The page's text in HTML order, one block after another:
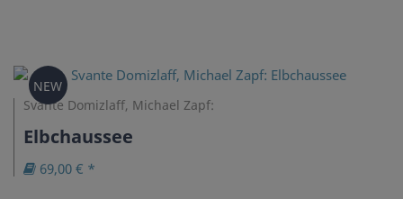
NEW
Svante Domizlaff, Michael Zapf:
Elbchaussee
69,00 € *